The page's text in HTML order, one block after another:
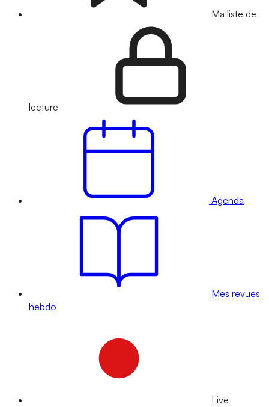
Ma liste de
lecture
Agenda
Mes revues
hebdo
Live